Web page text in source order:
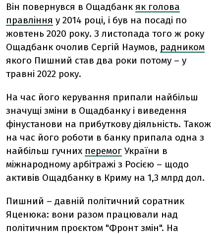
Він повернувся в Ощадбанк як голова
правління у 2014 році, і був на посаді по
жовтень 2020 року. З листопада того ж року
Ощадбанк очолив Сергій Наумов, радником
якого Пишний став два роки потому – у
травні 2022 року.
На час його керування припали найбільш
значущі зміни в Ощадбанку і виведення
фінустанови на прибуткову діяльність. Також
на час його роботи в банку припала одна з
найбільш гучних перемог України в
міжнародному арбітражі з Росією – щодо
активів Ощадбанку в Криму на 1,3 млрд дол.
Пишний – давній політичний соратник
Яценюка: вони разом працювали над
політичним проєктом "Фронт змін". На